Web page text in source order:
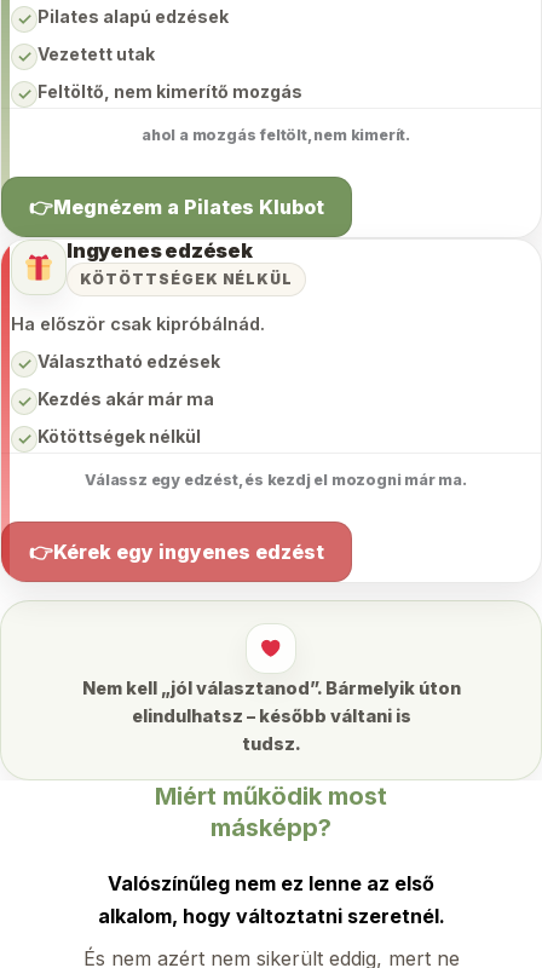
✓ Pilates alapú edzések
✓ Vezetett utak
✓ Feltöltő, nem kimerítő mozgás
ahol a mozgás feltölt, nem kimerít.
👉Megnézem a Pilates Klubot
Ingyenes edzések
KÖTÖTTSÉGEK NÉLKÜL
Ha először csak kipróbálnád.
✓ Választható edzések
✓ Kezdés akár már ma
✓ Kötöttségek nélkül
Válassz egy edzést, és kezdj el mozogni már ma.
👉Kérek egy ingyenes edzést
Nem kell „jól választanod”. Bármelyik úton
elindulhatsz – később váltani is
tudsz.
Miért működik most
másképp?
Valószínűleg nem ez lenne az első
alkalom, hogy változtatni szeretnél.
És nem azért nem sikerült eddig, mert ne